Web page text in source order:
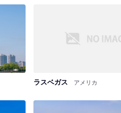
ラスベガス アメリカ